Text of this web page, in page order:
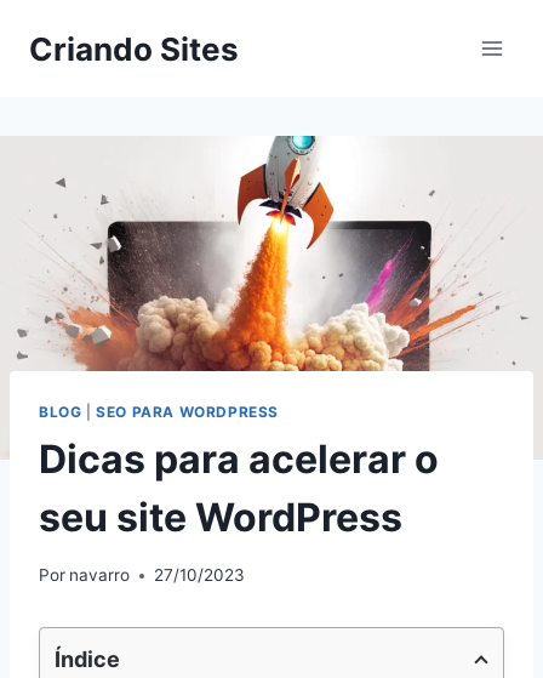
Criando Sites
BLOG |SEO PARA WORDPRESS
Dicas para acelerar o
seu site WordPress
Por navarro 27/10/2023
Índice